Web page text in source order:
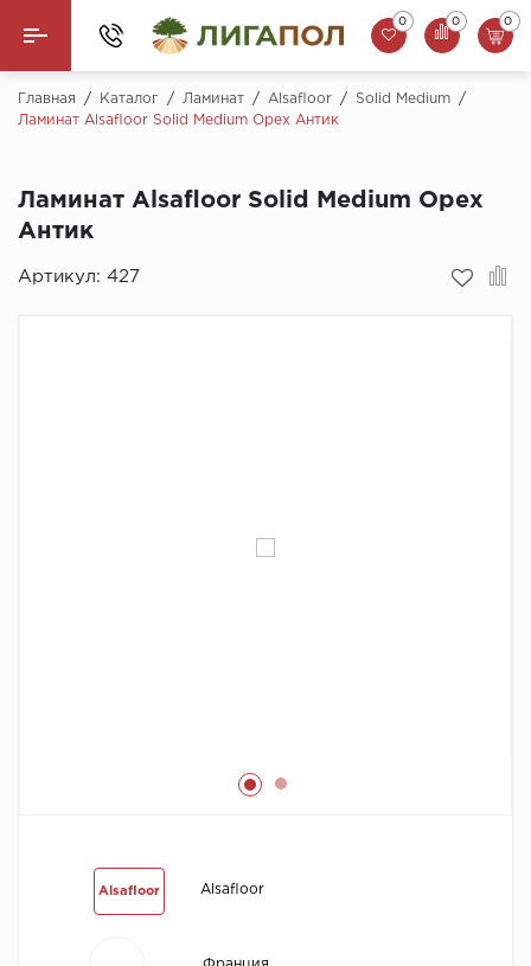
Назад
Кварцвинил (LVT)
0 0 0
Главная / Каталог / Ламинат / Alsafloor / Solid Medium
/
Ламинат Alsafloor Solid Medium Орех Антик
Ламинат Alsafloor Solid Medium Орех
Антик
Артикул: 427
Alsafloor Alsafloor